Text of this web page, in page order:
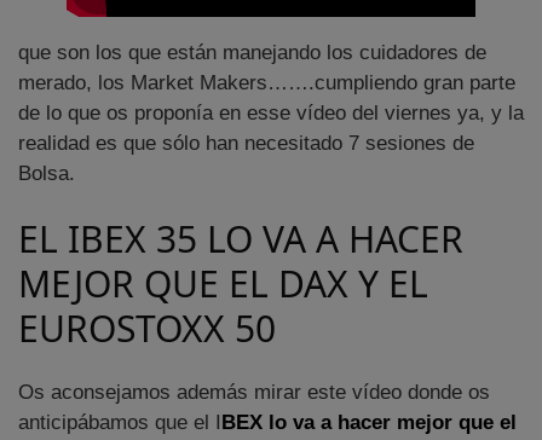
que son los que están manejando los cuidadores de
merado, los Market Makers…….cumpliendo gran parte
de lo que os proponía en esse vídeo del viernes ya, y la
realidad es que sólo han necesitado 7 sesiones de
Bolsa.
EL IBEX 35 LO VA A HACER
MEJOR QUE EL DAX Y EL
EUROSTOXX 50
Os aconsejamos además mirar este vídeo donde os
anticipábamos que el IBEX lo va a hacer mejor que el